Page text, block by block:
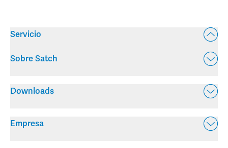
Servicio
Sobre Satch
Downloads
Empresa